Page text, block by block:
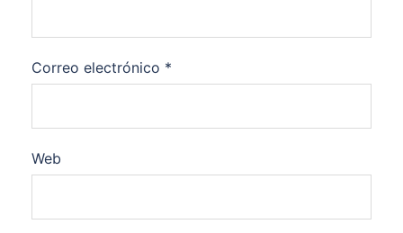
Correo electrónico *
Web